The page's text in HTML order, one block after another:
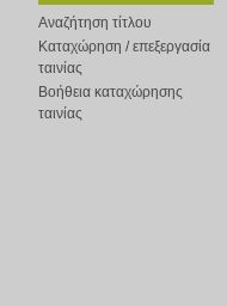
Αναζήτηση τίτλου
Καταχώρηση / επεξεργασία
ταινίας
Βοήθεια καταχώρησης
ταινίας